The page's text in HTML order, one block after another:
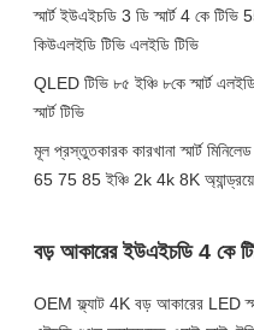
স্মার্ট ইউএইচডি 3 ডি স্মার্ট 4 কে টিভি
কিউএলইডি টিভি এলইডি টিভি
QLED টিভি ৮৫ ইঞ্চি ৮কে স্মার্ট
স্মার্ট টিভি
মূল প্রস্তুতকারক কারখানা স্মার্ট
65 75 85 ইঞ্চি 2k 4k 8K
বড় আকারের ইউএইচডি 4 কে
OEM ফ্ল্যাট 4K বড় আকারের LED